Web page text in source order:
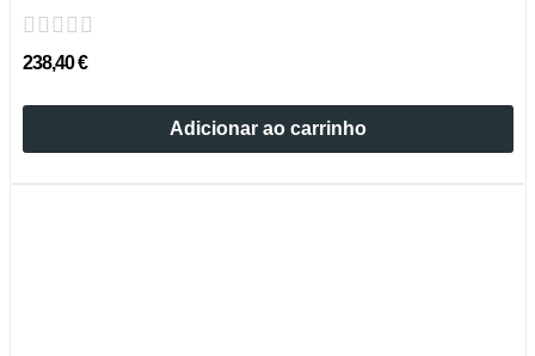
238,40 €
Adicionar ao carrinho